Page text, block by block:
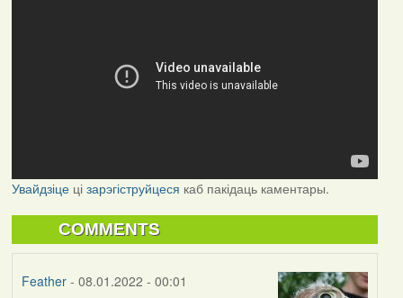
Увайдзіцеці зарэгіструйцеся каб пакідаць каментары.
COMMENTS
Feather- 08.01.2022 - 00:01